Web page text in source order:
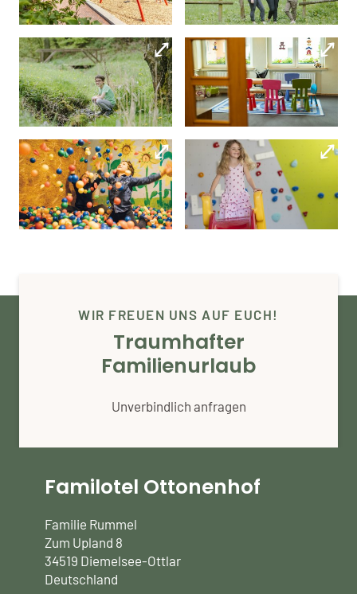
WIR FREUEN UNS AUF EUCH!
Traumhafter
Familienurlaub
Unverbindlich anfragen
Familotel Ottonenhof
Familie Rummel
Zum Upland 8
34519 Diemelsee-Ottlar
Deutschland